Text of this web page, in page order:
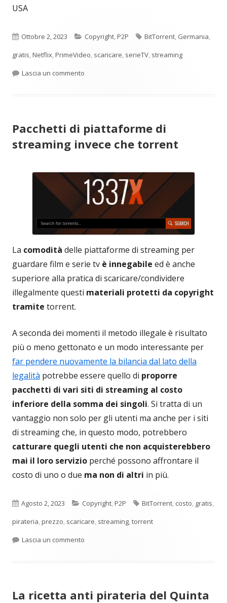
USA
Pubblicato
Ottobre 2, 2023 Categorie
Copyright,P2P Tag
BitTorrent, Germania,
gratis,Netflix,PrimeVideo, scaricare, serieTV, streaming
Lascia un commento
Pacchetti di piattaforme di
streaming invece che torrent
La comodità delle piattaforme di streaming per
guardare film e serie tv è innegabile ed è anche
superiore alla pratica di scaricare/condividere
illegalmente questi materiali protetti da copyright
tramite torrent.
A seconda dei momenti il metodo illegale è risultato
più o meno gettonato e un modo interessante per
far pendere nuovamente la bilancia dal lato della
legalità potrebbe essere quello di proporre
pacchetti di vari siti di streaming al costo
inferiore della somma dei singoli. Si tratta di un
vantaggio non solo per gli utenti ma anche per i siti
di streaming che, in questo modo, potrebbero
catturare quegli utenti che non acquisterebbero
mai il loro servizio perché possono affrontare il
costo di uno o due ma non di altri in più.
Pubblicato
Agosto 2, 2023 Categorie
Copyright,P2P Tag
BitTorrent, costo, gratis,
pirateria,prezzo, scaricare, streaming,torrent
Lascia un commento
La ricetta anti pirateria del Quinta